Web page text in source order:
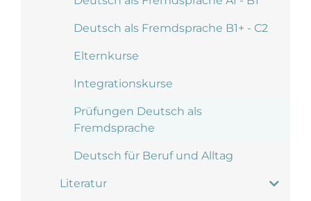
Deutsch als Fremdsprache B1+ - C2
Elternkurse
Integrationskurse
Prüfungen Deutsch als
Fremdsprache
Deutsch für Beruf und Alltag
Literatur